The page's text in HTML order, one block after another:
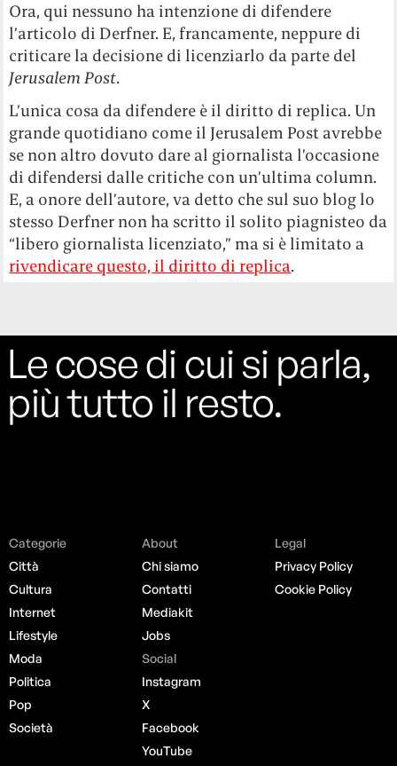
Ora, qui nessuno ha intenzione di difendere
l’articolo di Derfner. E, francamente, neppure di
criticare la decisione di licenziarlo da parte del
Jerusalem Post.
L’unica cosa da difendere è il diritto di replica. Un
grande quotidiano come il Jerusalem Post avrebbe
se non altro dovuto dare al giornalista l’occasione
di difendersi dalle critiche con un’ultima column.
E, a onore dell’autore, va detto che sul suo blog lo
stesso Derfner non ha scritto il solito piagnisteo da
“libero giornalista licenziato,” ma si è limitato a
rivendicare questo, il diritto di replica.
Le cose di cui si parla,
più tutto il resto.
Categorie
Città
Cultura
Internet
Lifestyle
Moda
Politica
Pop
Società
About
Chi siamo
Contatti
Mediakit
Jobs
Social
Instagram
X
Facebook
YouTube
Legal
Privacy Policy
Cookie Policy